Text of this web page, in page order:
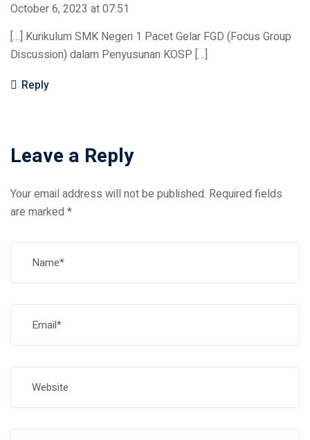
October 6, 2023 at 07:51
[…] Kurikulum SMK Negeri 1 Pacet Gelar FGD (Focus Group
Discussion) dalam Penyusunan KOSP […]
Reply
Leave a Reply
Your email address will not be published. Required fields
are marked *